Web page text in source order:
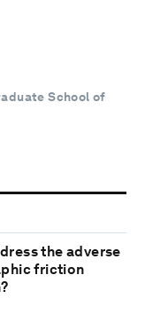
School of
the adverse
friction